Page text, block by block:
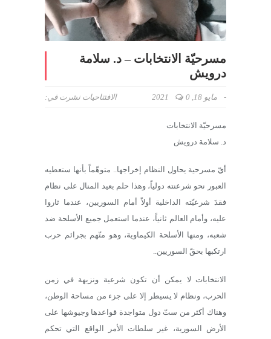
مسرحيّة الانتخابات – د. سلامة
درويش
نشرت في: الافتتاحيات - مايو 18, 2021 0
مسرحيّة الانتخابات
د. سلامة درويش
أيّ مسرحية يحاول النظام إخراجها.. متوهّماً بأنها ستعطيه
العبور نحو شرعنته دولياً، وهذا حلم بعيد المنال على نظام
فقدَ شرعيّته الداخلية أولاً أمام السوريين، عندما ثاروا
عليه، وأمام العالم ثانياً، عندما استعمل جميع الأسلحة ضد
شعبه، ومنها الأسلحة الكيماوية، وهو متّهم بجرائم حرب
ارتكبها بحقّ السوريين..
الانتخابات لا يمكن أن تكون شرعية ونزيهة في زمن
الحرب، ونظام لا يسيطر إلا على جزء من مساحة الوطن،
وهناك أكثر من ستّ دول متواجدة قواعدها وجيوشها على
الأرض السورية، غير سلطات الأمر الواقع التي تحكم